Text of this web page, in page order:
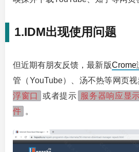
1.IDM出现使用问题
但近期有朋友反馈，最新版Crome
管（YouTube）、汤不热等网页视
浮窗口
或者提示 服务器响应显
件 。